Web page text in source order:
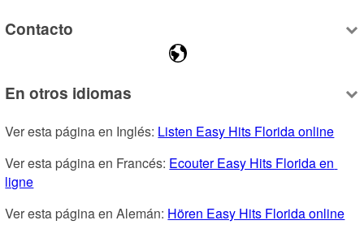
Contacto
En otros idiomas
Ver esta página en Inglés: Listen Easy Hits Florida online
Ver esta página en Francés: Ecouter Easy Hits Florida en
ligne
Ver esta página en Alemán: Hören Easy Hits Florida online